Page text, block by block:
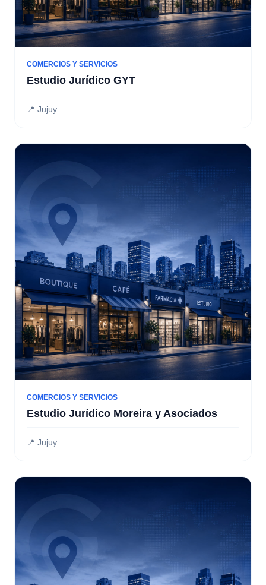
COMERCIOS Y SERVICIOS
Estudio Jurídico GYT
📍 Jujuy
COMERCIOS Y SERVICIOS
Estudio Jurídico Moreira y Asociados
📍 Jujuy